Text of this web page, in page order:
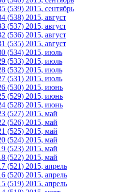
(539) 2015, сентябрь
(538) 2015, август
(537) 2015, август
(536) 2015, август
(535) 2015, август
(534) 2015, июль
(533) 2015, июль
(532) 2015, июль
(531) 2015, июль
(530) 2015, июнь
(529) 2015, июнь
(528) 2015, июнь
(527) 2015, май
(526) 2015, май
(525) 2015, май
(524) 2015, май
(523) 2015, май
(522) 2015, май
(521) 2015, апрель
(520) 2015, апрель
(519) 2015, апрель